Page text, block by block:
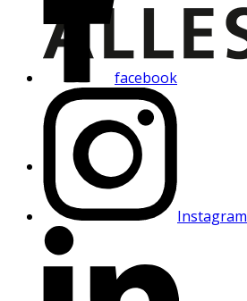
facebook
Instagram